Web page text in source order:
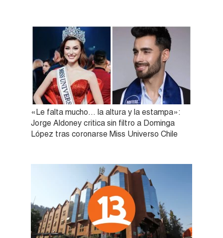
«Le falta mucho… la altura y la estampa»:
Jorge Aldoney critica sin filtro a Dominga
López tras coronarse Miss Universo Chile